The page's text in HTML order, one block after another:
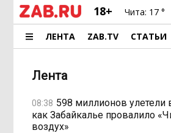
18+ Чита: 17 °
ЛЕНТА ZAB.TV СТАТЬИ
Лента
08:38 598 миллионов улетели
как Забайкалье провалило
воздух»